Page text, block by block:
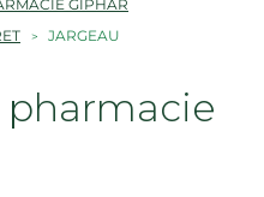
GIPHAR
JARGEAU
pharmacie